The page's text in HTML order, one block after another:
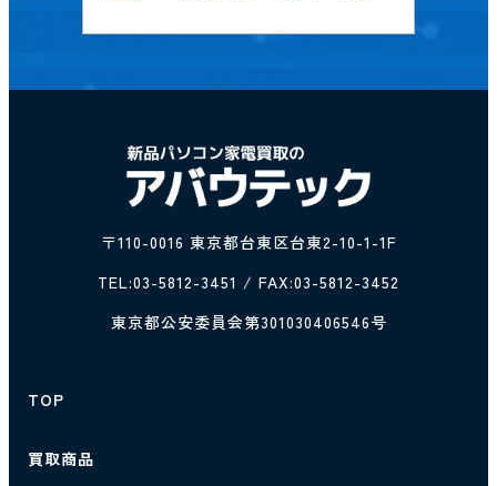
〒110-0016 東京都台東区台東2-10-1-1F
TEL:03-5812-3451 / FAX:03-5812-3452
東京都公安委員会第301030406546号
TOP
買取商品